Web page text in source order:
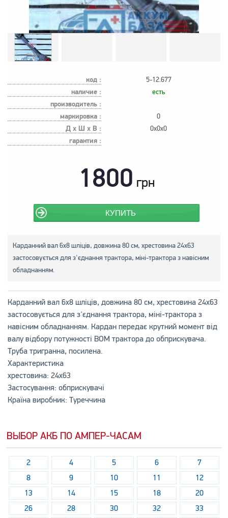
код : 5-12.677
наличие : есть
производитель :
маркировка :
0
Д х Ш х В : 0x0x0
гарантия :
1800 грн
КУПИТЬ
Карданний вал 6х8 шліців, довжина 80 см, хрестовина 24х63
застосовується для з'єднання трактора, міні-трактора з навісним
обладнанням.
Карданний вал 6х8 шліців, довжина 80 см, хрестовина 24х63
застосовується для з'єднання трактора, міні-трактора з
навісним обладнанням. Кардан передає крутний момент від
валу відбору потужності ВОМ трактора до обприскувача.
Труба тригранна, посилена.
Характеристика
хрестовина: 24х63
Застосування: обприскувачі
Країна виробник: Туреччина
ВЫБОР АКБ ПО АМПЕР-ЧАСАМ
2 4 5 6
7
8
9 10 11
12
13
14 15 18
20
26
28 30 32
33